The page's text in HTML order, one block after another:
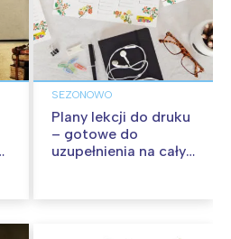
SEZONOWO
Plany lekcji do druku
– gotowe do
uzupełnienia na cały